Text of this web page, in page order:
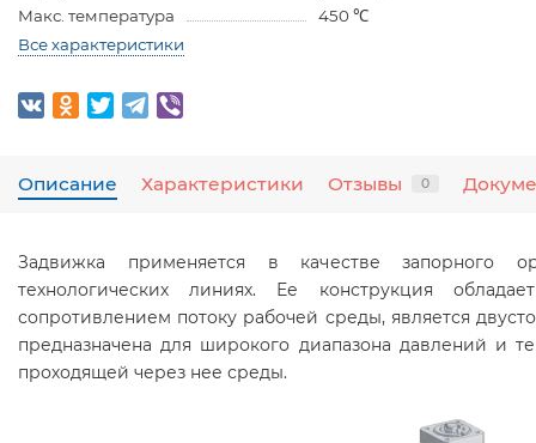
Макс. температура
450 ℃
Все характеристики
Описание Характеристики Отзывы 0
Задвижка применяется в качестве запорного
технологических линиях. Ее конструкция
сопротивлением потоку рабочей среды, является
предназначена для широкого диапазона давлений и
проходящей через нее среды.